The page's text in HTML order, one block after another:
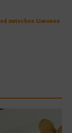
zwischen Limonen